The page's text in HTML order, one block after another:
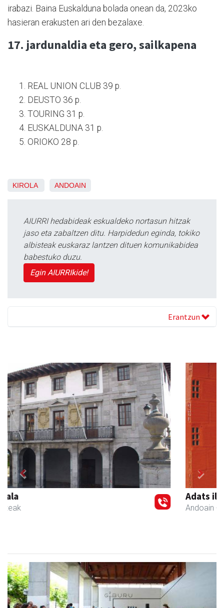
irabazi. Baina Euskalduna bolada onean da, 2023ko
hasieran erakusten ari den bezalaxe.
17. jardunaldia eta gero, sailkapena
REAL UNION CLUB 39 p.
DEUSTO 36 p.
TOURING 31 p.
EUSKALDUNA 31 p.
ORIOKO 28 p.
KIROLA ANDOAIN
AIURRI hedabideak eskualdeko nortasun hitzak
jaso eta zabaltzen ditu. Harpidedun eginda, tokiko
albisteak euskaraz lantzen dituen komunikabidea
babestuko duzu.
Egin AIURRIkide!
Erantzun
Adats ileapaindegi eta estetika
Andoain
Previous Next